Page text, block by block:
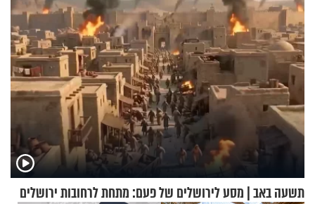
תשעה באב | מסע לירושלים של פעם: מתחת לרחובות ירושלים